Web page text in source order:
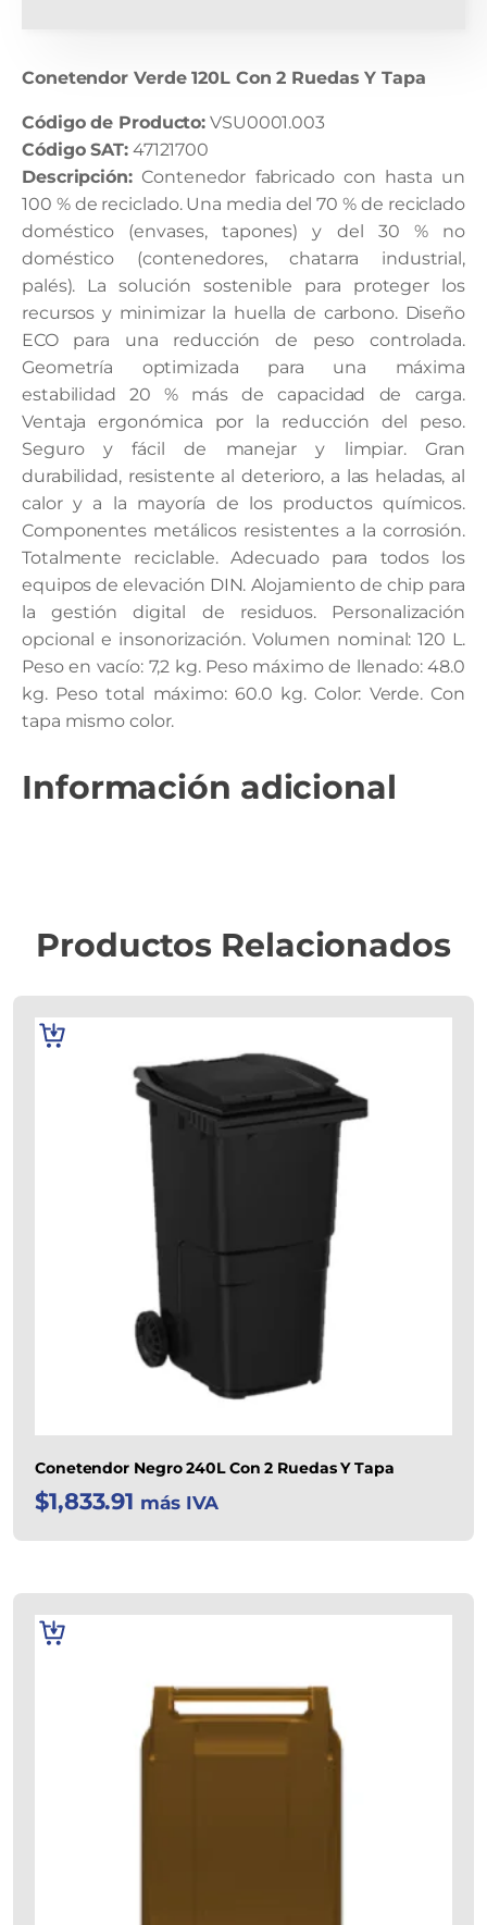
Conetendor Verde 120L Con 2 Ruedas Y Tapa
Código de Producto: VSU0001.003
Código SAT:47121700
Descripción:Contenedor fabricado con hasta un
100 % de reciclado. Una media del 70 % de reciclado
doméstico (envases, tapones) y del 30 % no
doméstico (contenedores, chatarra industrial,
palés). La solución sostenible para proteger los
recursos y minimizar la huella de carbono. Diseño
ECO para una reducción de peso controlada.
Geometría optimizada para una máxima
estabilidad 20 % más de capacidad de carga.
Ventaja ergonómica por la reducción del peso.
Seguro y fácil de manejar y limpiar. Gran
durabilidad, resistente al deterioro, a las heladas, al
calor y a la mayoría de los productos químicos.
Componentes metálicos resistentes a la corrosión.
Totalmente reciclable. Adecuado para todos los
equipos de elevación DIN. Alojamiento de chip para
la gestión digital de residuos. Personalización
opcional e insonorización. Volumen nominal: 120 L.
Peso en vacío: 7,2 kg. Peso máximo de llenado: 48.0
kg. Peso total máximo: 60.0 kg. Color: Verde. Con
tapa mismo color.
Información adicional
Productos Relacionados
Conetendor Negro 240L Con 2 Ruedas Y Tapa
$1,833.91 más IVA
AÑADIR
AL
CARRITO
AÑADIR
AL
CARRITO